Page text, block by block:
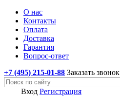
О нас
Контакты
Оплата
Доставка
Гарантия
Вопрос-ответ
+7 (495) 215-01-88 Заказать звонок
Вход Регистрация